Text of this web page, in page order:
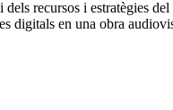
recursos i estratègies
digitals en una obra